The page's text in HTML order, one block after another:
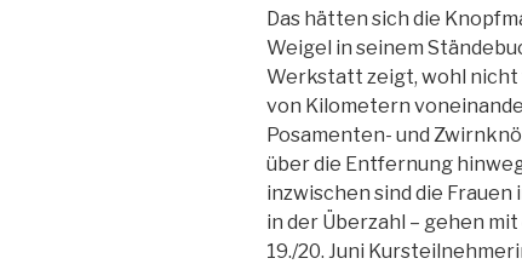
Das hätten sich die
Weigel in seinem
Werkstatt zeigt, wohl nicht
von Kilometern
Posamenten- und
über die Entfernung
inzwischen sind die
in der Überzahl – gehen
19./20. Juni